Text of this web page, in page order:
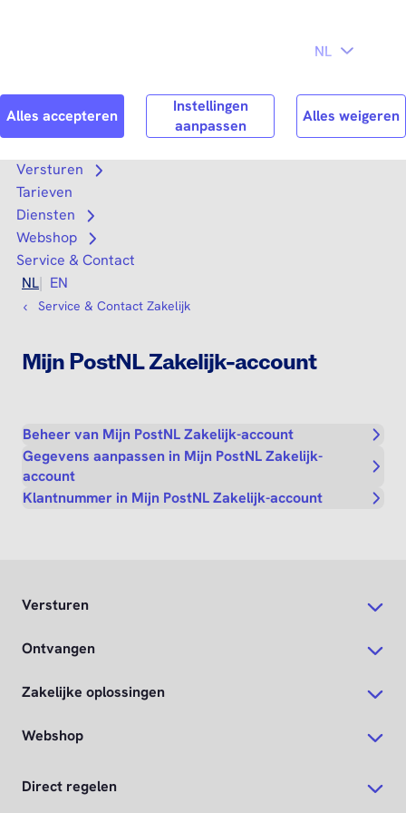
Search Zoek
Versturen
Open submenu
Tarieven
Diensten
Open submenu
Webshop
Open submenu
Service & Contact
NL
EN
Service & Contact Zakelijk
Mijn PostNL Zakelijk-account
Beheer van Mijn PostNL Zakelijk-account
Gegevens aanpassen in Mijn PostNL Zakelijk-
account
Klantnummer in Mijn PostNL Zakelijk-account
Versturen
Ontvangen
Zakelijke oplossingen
Webshop
Direct regelen